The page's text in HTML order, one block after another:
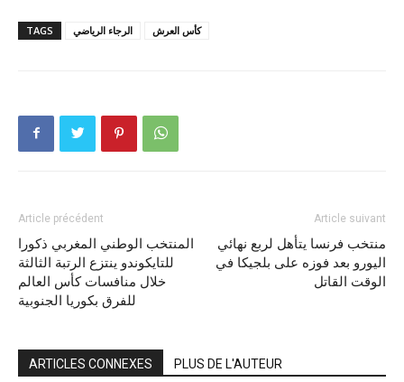
TAGS الرجاء الرياضي كأس العرش
Article précédent
المنتخب الوطني المغربي ذكورا
للتايكوندو ينتزع الرتبة الثالثة
خلال منافسات كأس العالم
للفرق بكوريا الجنوبية
Article suivant
منتخب فرنسا يتأهل لربع نهائي
اليورو بعد فوزه على بلجيكا في
الوقت القاتل
ARTICLES CONNEXES PLUS DE L'AUTEUR